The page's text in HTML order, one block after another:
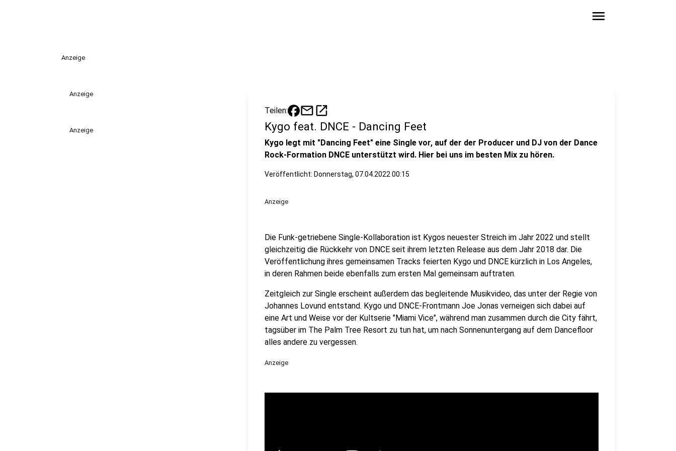
menu
Anzeige
Anzeige
Anzeige
Teilen: mailopen_in_new
Kygo feat. DNCE - Dancing Feet
Kygo legt mit "Dancing Feet" eine Single vor, auf der der Producer und DJ von der Dance
Rock-Formation DNCE unterstützt wird. Hier bei uns im besten Mix zu hören.
Veröffentlicht: Donnerstag, 07.04.2022 00:15
Anzeige
Die Funk-getriebene Single-Kollaboration ist Kygos neuester Streich im Jahr 2022 und stellt
gleichzeitig die Rückkehr von DNCE seit ihrem letzten Release aus dem Jahr 2018 dar. Die
Veröffentlichung ihres gemeinsamen Tracks feierten Kygo und DNCE kürzlich in Los Angeles,
in deren Rahmen beide ebenfalls zum ersten Mal gemeinsam auftraten.
Zeitgleich zur Single erscheint außerdem das begleitende Musikvideo, das unter der Regie von
Johannes Lovund entstand. Kygo und DNCE-Frontmann Joe Jonas verneigen sich dabei auf
eine Art und Weise vor der Kultserie "Miami Vice", während man zusammen durch die City fährt,
tagsüber im The Palm Tree Resort zu tun hat, um nach Sonnenuntergang auf dem Dancefloor
alles andere zu vergessen.
Anzeige